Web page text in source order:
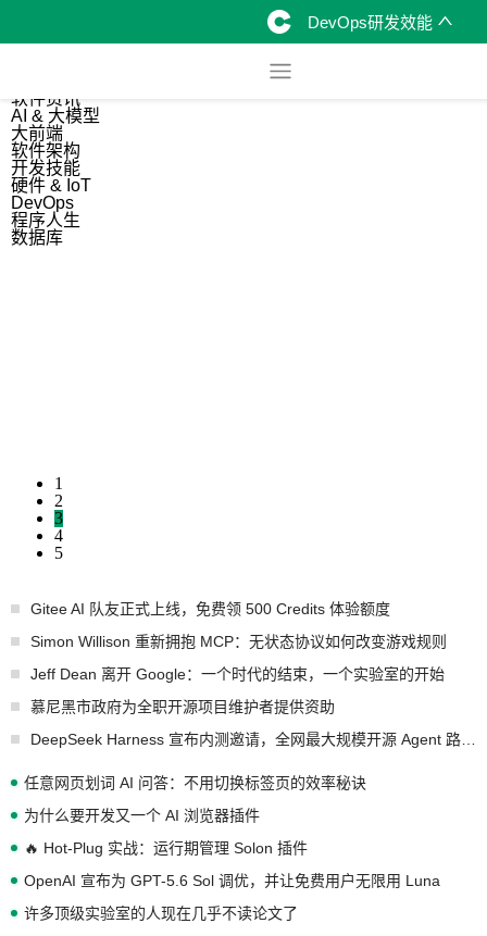
DevOps研发效能
软件资讯
AI & 大模型
大前端
软件架构
开发技能
硬件 & IoT
DevOps
程序人生
数据库
1
2
3
4
5
Gitee AI 队友正式上线，免费领 500 Credits 体验额度
Simon Willison 重新拥抱 MCP：无状态协议如何改变游戏规则
Jeff Dean 离开 Google：一个时代的结束，一个实验室的开始
慕尼黑市政府为全职开源项目维护者提供资助
任意网页划词 AI 问答：不用切换标签页的效率秘诀
为什么要开发又一个 AI 浏览器插件
🔥 Hot-Plug 实战：运行期管理 Solon 插件
OpenAI 宣布为 GPT-5.6 Sol 调优，并让免费用户无限用 Luna
许多顶级实验室的人现在几乎不读论文了